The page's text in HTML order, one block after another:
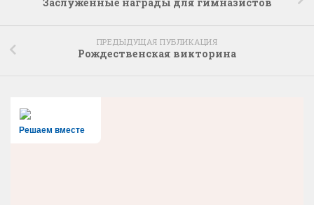
Заслуженные награды для гимназистов
ПРЕДЫДУЩАЯ ПУБЛИКАЦИЯ
Рождественская викторина
Решаем вместе